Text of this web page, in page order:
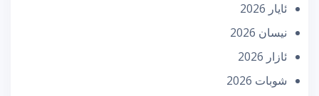
ئایار 2026
نیسان 2026
ئازار 2026
شوبات 2026